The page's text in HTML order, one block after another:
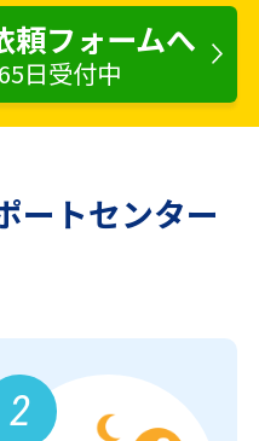
頼フォームへ
日受付中
ートセンター
2